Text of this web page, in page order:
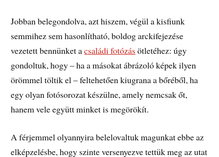
Jobban belegondolva, azt hiszem, végül a kisfiunk
semmihez sem hasonlítható, boldog arckifejezése
vezetett bennünket acsaládi fotózás ötletéhez: úgy
gondoltuk, hogy – ha a másokat ábrázoló képek ilyen
örömmel töltik el – feltehetően kiugrana a bőréből, ha
egy olyan fotósorozat készülne, amely nemcsak őt,
hanem vele együtt minket is megörökít.
A férjemmel olyannyira belelovaltuk magunkat ebbe az
elképzelésbe, hogy szinte versenyezve tettük meg az utat